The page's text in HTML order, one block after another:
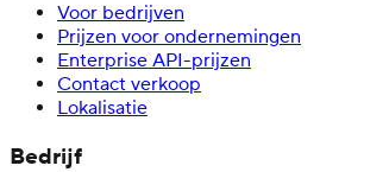
Voor bedrijven
Prijzen voor ondernemingen
Enterprise API-prijzen
Contact verkoop
Lokalisatie
Bedrijf